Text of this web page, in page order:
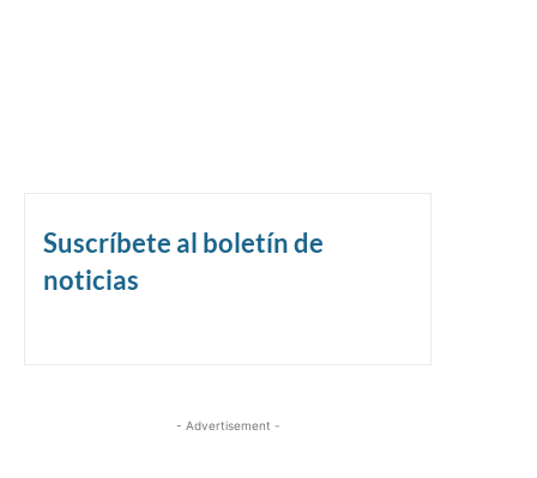
Suscríbete al boletín de
noticias
- Advertisement -